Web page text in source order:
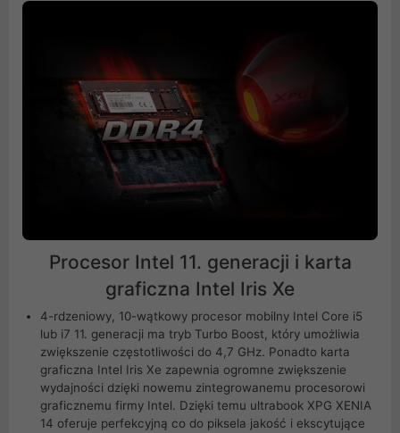
Procesor Intel 11. generacji i karta
graficzna Intel Iris Xe
4-rdzeniowy, 10-wątkowy procesor mobilny Intel Core i5
lub i7 11. generacji ma tryb Turbo Boost, który umożliwia
zwiększenie częstotliwości do 4,7 GHz. Ponadto karta
graficzna Intel Iris Xe zapewnia ogromne zwiększenie
wydajności dzięki nowemu zintegrowanemu procesorowi
graficznemu firmy Intel. Dzięki temu ultrabook XPG XENIA
14 oferuje perfekcyjną co do piksela jakość i ekscytujące